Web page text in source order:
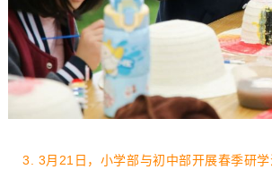
3. 3月21日，小学部与初中部开展春季研学